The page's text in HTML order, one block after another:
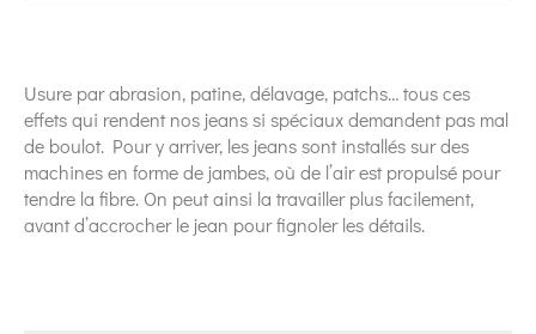
Usure par abrasion, patine, délavage, patchs… tous ces
effets qui rendent nos jeans si spéciaux demandent pas mal
de boulot. Pour y arriver, les jeans sont installés sur des
machines en forme de jambes, où de l’air est propulsé pour
tendre la fibre. On peut ainsi la travailler plus facilement,
avant d’accrocher le jean pour fignoler les détails.